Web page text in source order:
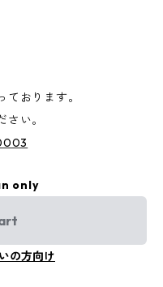
おります。
い。
only
の方向け